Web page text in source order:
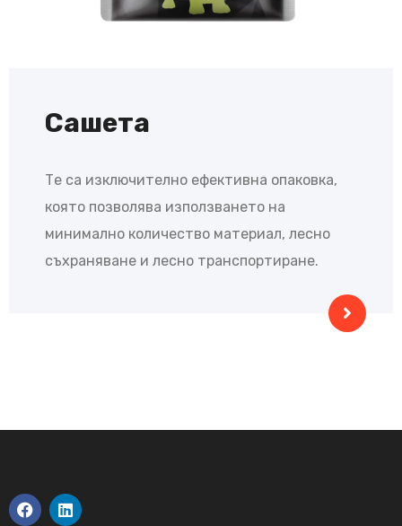
Сашета
Те са изключително ефективна опаковка,
която позволява използването на
минимално количество материал, лесно
съхраняване и лесно транспортиране.